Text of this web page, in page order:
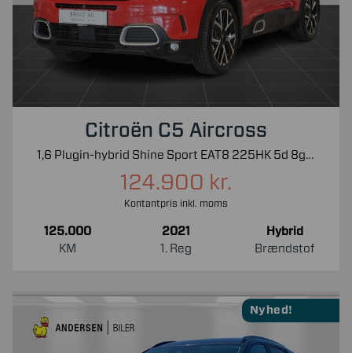
Citroën C5 Aircross
1,6 Plugin-hybrid Shine Sport EAT8 225HK 5d 8g Aut.
124.900 kr.
Kontantpris inkl. moms
125.000
KM
2021
1. Reg
Hybrid
Brændstof
Nyhed!